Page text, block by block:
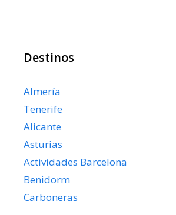
Destinos
Almería
Tenerife
Alicante
Asturias
Actividades Barcelona
Benidorm
Carboneras